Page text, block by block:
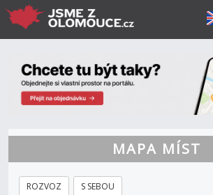
MAPA MÍST
ROZVOZ S SEBOU